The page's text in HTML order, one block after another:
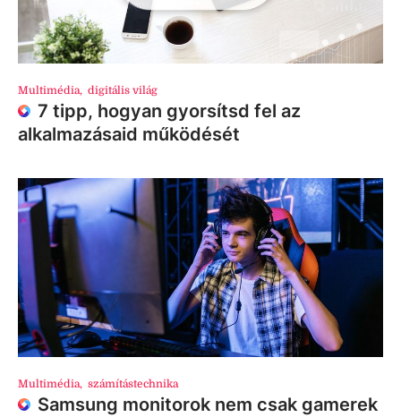
Multimédia, digitális világ
7 tipp, hogyan gyorsítsd fel az
alkalmazásaid működését
Multimédia, számítástechnika
Samsung monitorok nem csak gamerek